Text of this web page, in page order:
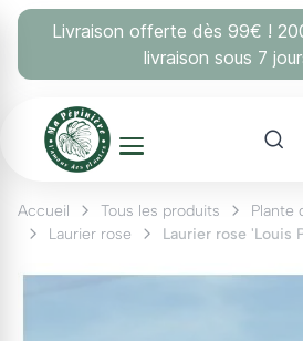
Livraison offerte dès 99€ !
livraison sous 7
Accueil Tous les produits Plante
Laurier rose
Laurier rose 'Louis
Panneau de gestion des cookies